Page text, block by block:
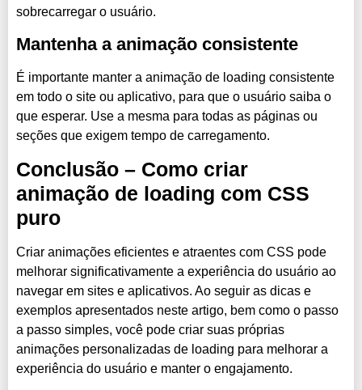
sobrecarregar o usuário.
Mantenha a animação consistente
É importante manter a animação de loading consistente
em todo o site ou aplicativo, para que o usuário saiba o
que esperar. Use a mesma para todas as páginas ou
seções que exigem tempo de carregamento.
Conclusão – Como criar
animação de loading com CSS
puro
Criar animações eficientes e atraentes com CSS pode
melhorar significativamente a experiência do usuário ao
navegar em sites e aplicativos. Ao seguir as dicas e
exemplos apresentados neste artigo, bem como o passo
a passo simples, você pode criar suas próprias
animações personalizadas de loading para melhorar a
experiência do usuário e manter o engajamento.